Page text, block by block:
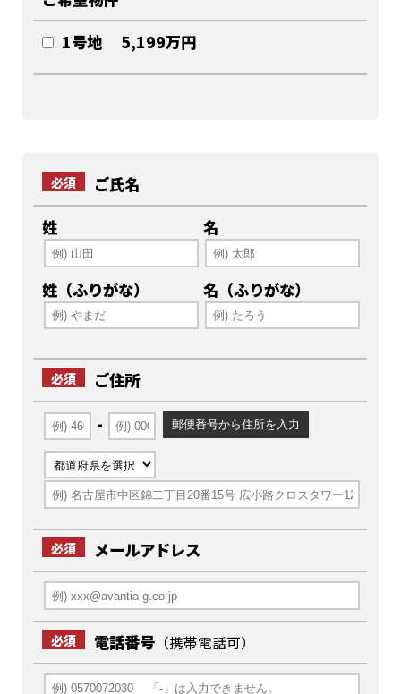
1号地 5,199万円
必須
ご氏名
姓
名
姓（ふりがな） 名（ふりがな）
必須
ご住所
-
必須 メールアドレス
必須 電話番号 （携帯電話可）